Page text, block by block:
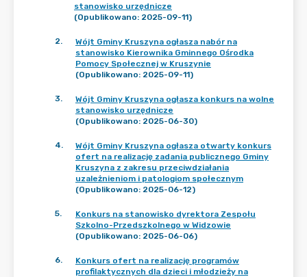
stanowisko urzędnicze
(Opublikowano: 2025-09-11)
2.
Wójt Gminy Kruszyna ogłasza nabór na
stanowisko Kierownika Gminnego Ośrodka
Pomocy Społecznej w Kruszynie
(Opublikowano: 2025-09-11)
3.
Wójt Gminy Kruszyna ogłasza konkurs na wolne
stanowisko urzędnicze
(Opublikowano: 2025-06-30)
4.
Wójt Gminy Kruszyna ogłasza otwarty konkurs
ofert na realizację zadania publicznego Gminy
Kruszyna z zakresu przeciwdziałania
uzależnieniom i patologiom społecznym
(Opublikowano: 2025-06-12)
5.
Konkurs na stanowisko dyrektora Zespołu
Szkolno-Przedszkolnego w Widzowie
(Opublikowano: 2025-06-06)
6.
Konkurs ofert na realizację programów
profilaktycznych dla dzieci i młodzieży na